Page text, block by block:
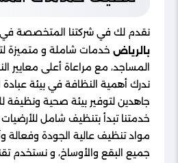
نقدم لك في شركتنا المتخصصة
بالرياض خدمات شاملة و متميزة
المساجد، مع مراعاة أعلى معايير
ندرك أهمية النظافة في بيئة
جاهدين لتوفير بيئة صحية ونظيفة
خدمتنا تبدأ بتنظيف شامل للأرضيات
مواد تنظيف عالية الجودة وفعالة
جميع البقع والأوساخ، و نستخدم